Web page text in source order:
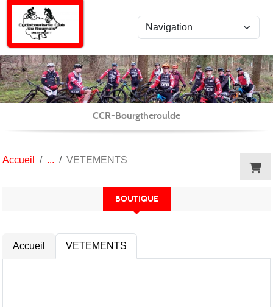
CCR-Bourgtheroulde
Accueil VETEMENTS
BOUTIQUE
Accueil VETEMENTS
Panneau de gestion des cookies